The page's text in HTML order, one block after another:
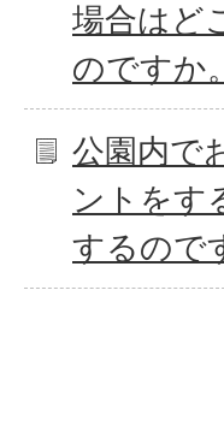
場合はど
のですか。
公園内で
ントをす
するので